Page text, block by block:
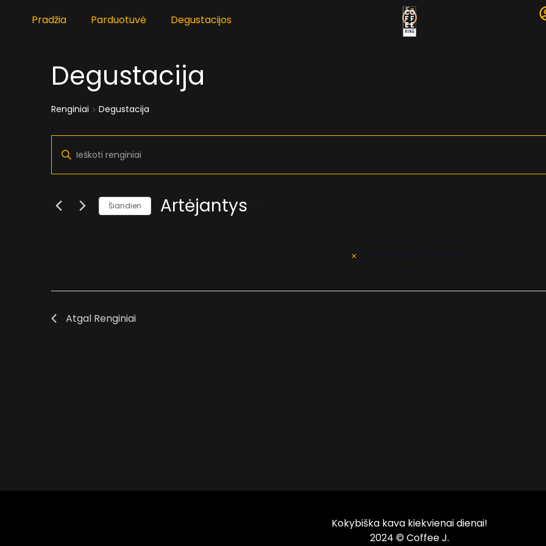
Pradžia Parduotuvė Degustacijos
Degustacija
Renginiai Degustacija
Renginiai
Search
Views
Navigation
Enter
Keyword.
for
Keyword. Šiandien Artėjantys
Atgal Renginiai
Kokybiška kava kiekvienai dienai!
2024 © Coffee J.